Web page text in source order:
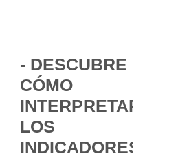
- DESCUBRE
CÓMO
INTERPRETAR
LOS
INDICADORES